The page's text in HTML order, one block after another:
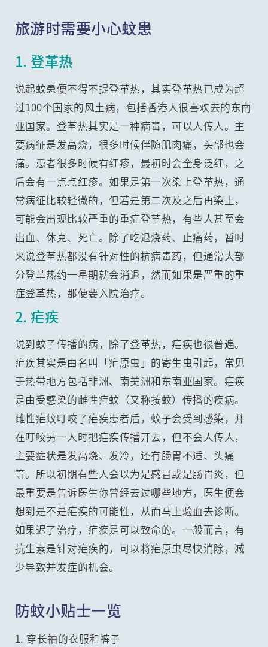
旅游时需要小心蚊患
1. 登革热
说起蚊患便不得不提登革热，其实登革热已成为超
过100个国家的风土病，包括香港人很喜欢去的东南
亚国家。登革热其实是一种病毒，可以人传人。主
要病征是发高烧，很多时候伴随肌肉痛，头部也会
痛。患者很多时候有红疹，最初时会全身泛红，之
后会有一点点红疹。如果是第一次染上登革热，通
常病征比较轻微的，但若是第二次及之后再染上，
可能会出现比较严重的重症登革热，有些人甚至会
出血、休克、死亡。除了吃退烧药、止痛药，暂时
来说登革热都没有针对性的抗病毒药，但通常大部
分登革热约一星期就会消退，然而如果是严重的重
症登革热，那便要入院治疗。
2. 疟疾
说到蚊子传播的病，除了登革热，疟疾也很普遍。
疟疾其实是由名叫「疟原虫」的寄生虫引起，常见
于热带地方包括非洲、南美洲和东南亚国家。疟疾
是由受感染的雌性疟蚊（又称按蚊）传播的疾病。
雌性疟蚊叮咬了疟疾患者后，蚊子会受到感染，并
在叮咬另一人时把疟疾传播开去，但不会人传人，
主要症状是发高烧、发冷，还有肠胃不适、头痛
等。所以初期有些人会以为是感冒或是肠胃炎，但
最重要是告诉医生你曾经去过哪些地方，医生便会
想到是不是疟疾的可能性，从而马上验血去诊断。
如果迟了治疗，疟疾是可以致命的。一般而言，有
抗生素是针对疟疾的，可以将疟原虫尽快消除，减
少导致并发症的机会。
防蚊小贴士一览
1. 穿长袖的衣服和裤子